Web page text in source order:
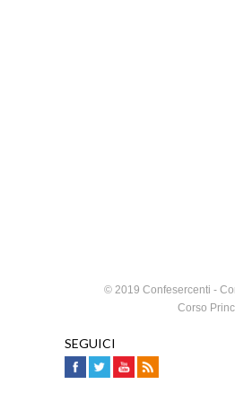
© 2019 Confesercenti -
Corso
SEGUICI